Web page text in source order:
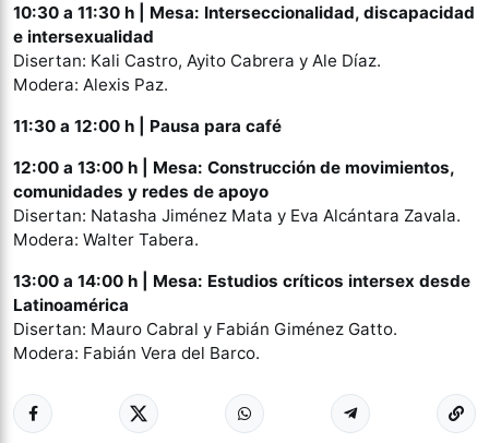
10:30 a 11:30 h |
Mesa: Interseccionalidad, discapacidad
e intersexualidad
Disertan: Kali Castro, Ayito Cabrera y Ale Díaz.
Modera: Alexis Paz.
11:30 a 12:00 h |
Pausa para café
12:00 a 13:00 h |
Mesa: Construcción de movimientos,
comunidades y redes de apoyo
Disertan: Natasha Jiménez Mata y Eva Alcántara Zavala.
Modera: Walter Tabera.
13:00 a 14:00 h |
Mesa: Estudios críticos intersex desde
Latinoamérica
Disertan: Mauro Cabral y Fabián Giménez Gatto.
Modera: Fabián Vera del Barco.